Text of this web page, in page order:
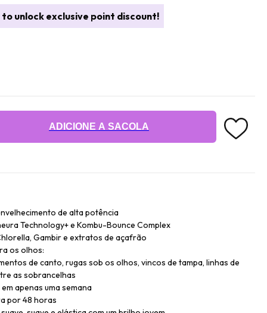
to unlock exclusive point discount!
ADICIONE A SACOLA
de alta potência
Technology+ e Kombu-Bounce Complex
Gambir e extratos de açafrão
os olhos:
de canto, rugas sob os olhos, vincos de tampa, linhas de
as sobrancelhas
apenas uma semana
por 48 horas